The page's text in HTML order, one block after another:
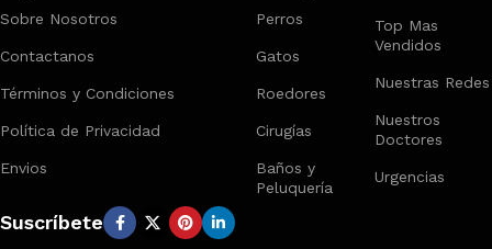
Sobre Nosotros
Contactanos
Términos y Condiciones
Política de Privacidad
Envios
Perros
Gatos
Roedores
Cirugías
Baños y
Peluquería
Top Mas
Vendidos
Nuestras Redes
Nuestros
Doctores
Urgencias
Suscríbete